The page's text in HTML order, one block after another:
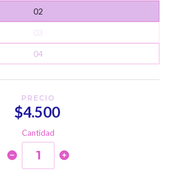
02
03
04
PRECIO
$4.500
Cantidad